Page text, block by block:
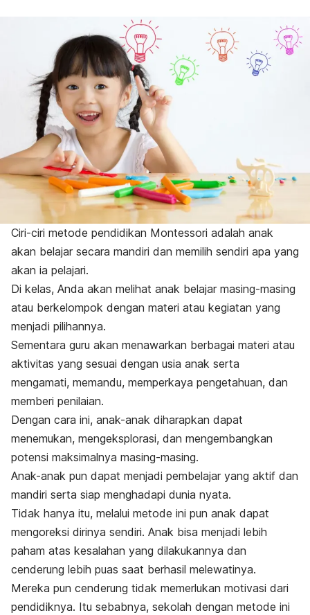
Ciri-ciri metode pendidikan Montessori adalah anak
akan belajar secara mandiri dan memilih sendiri apa yang
akan ia pelajari.
Di kelas, Anda akan melihat anak belajar masing-masing
atau berkelompok dengan materi atau kegiatan yang
menjadi pilihannya.
Sementara guru akan menawarkan berbagai materi atau
aktivitas yang sesuai dengan usia anak serta
mengamati, memandu, memperkaya pengetahuan, dan
memberi penilaian.
Dengan cara ini, anak-anak diharapkan dapat
menemukan, mengeksplorasi, dan mengembangkan
potensi maksimalnya masing-masing.
Anak-anak pun dapat menjadi pembelajar yang aktif dan
mandiri serta siap menghadapi dunia nyata.
Tidak hanya itu, melalui metode ini pun anak dapat
mengoreksi dirinya sendiri. Anak bisa menjadi lebih
paham atas kesalahan yang dilakukannya dan
cenderung lebih puas saat berhasil melewatinya.
Mereka pun cenderung tidak memerlukan motivasi dari
pendidiknya. Itu sebabnya, sekolah dengan metode ini